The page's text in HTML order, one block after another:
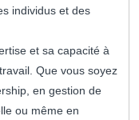
individus et des
et sa capacité à
Que vous soyez
en gestion de
ou même en